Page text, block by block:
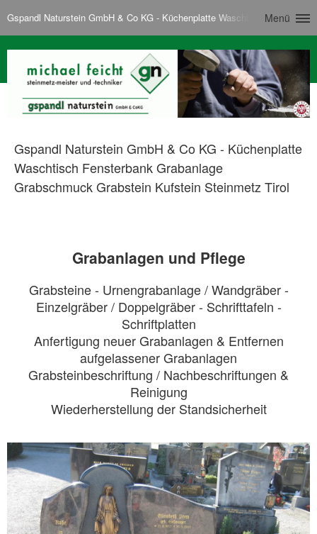
Gspandl Naturstein GmbH & Co KG - Küchenplatte WaschtischMenü
Gspandl Naturstein GmbH & Co KG - Küchenplatte
Waschtisch Fensterbank Grabanlage
Grabschmuck Grabstein Kufstein Steinmetz Tirol
Grabanlagen und Pflege
Grabsteine - Urnengrabanlage / Wandgräber -
Einzelgräber / Doppelgräber - Schrifttafeln -
Schriftplatten
Anfertigung neuer Grabanlagen & Entfernen
aufgelassener Grabanlagen
Grabsteinbeschriftung / Nachbeschriftungen &
Reinigung
Wiederherstellung der Standsicherheit